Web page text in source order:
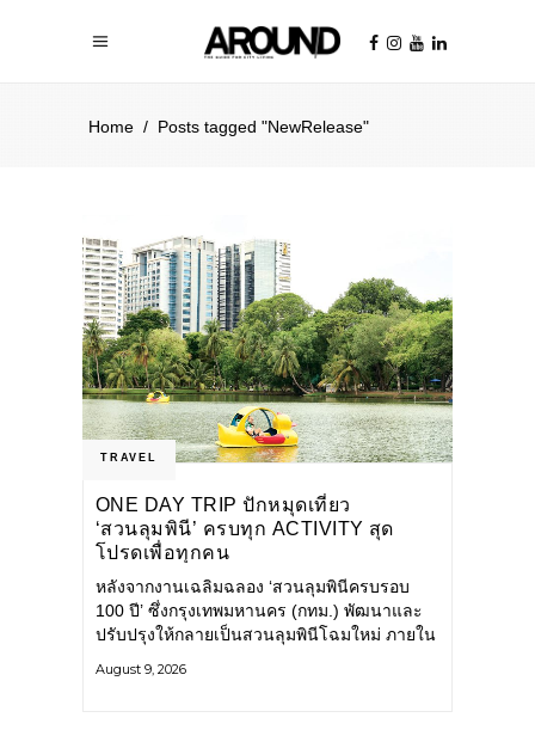
Home / Posts tagged "NewRelease"
TRAVEL
ONE DAY TRIP ปักหมุดเที่ยว
‘สวนลุมพินี’ ครบทุก ACTIVITY สุด
โปรดเพื่อทุกคน
หลังจากงานเฉลิมฉลอง ‘สวนลุมพินีครบรอบ
100 ปี’ ซึ่งกรุงเทพมหานคร (กทม.) พัฒนาและ
ปรับปรุงให้กลายเป็นสวนลุมพินีโฉมใหม่ ภายใน
การให้บริการ รวมถึงกิจกรรมต่าง ๆ
August 9, 2026